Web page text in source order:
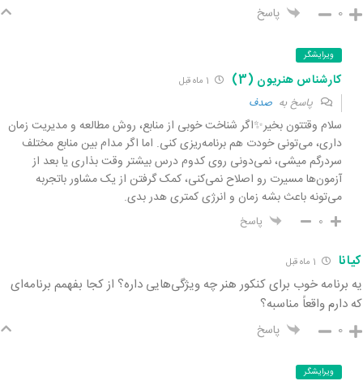
0 پاسخ
ویرایشگر
کارشناس هنریون (3)
پاسخ به صدف
سلام وقتتون بخیر✨اگر شناخت خوبی از منابع، روش مطالعه و مدیریت زمان
داری، می‌تونی خودت هم برنامه‌ریزی کنی. اما اگر مدام بین منابع مختلف
سردرگم میشی، نمی‌دونی روی کدوم درس بیشتر وقت بذاری یا بعد از
آزمون‌ها مسیرت رو اصلاح نمی‌کنی، کمک گرفتن از یک مشاور باتجربه
می‌تونه باعث بشه زمان و انرژی کمتری هدر بدی.
0 پاسخ
کیانا
یه برنامه خوب برای کنکور هنر چه ویژگی‌هایی داره؟ از کجا بفهمم برنامه‌ای
که دارم واقعاً مناسبه؟
0 پاسخ
ویرایشگر